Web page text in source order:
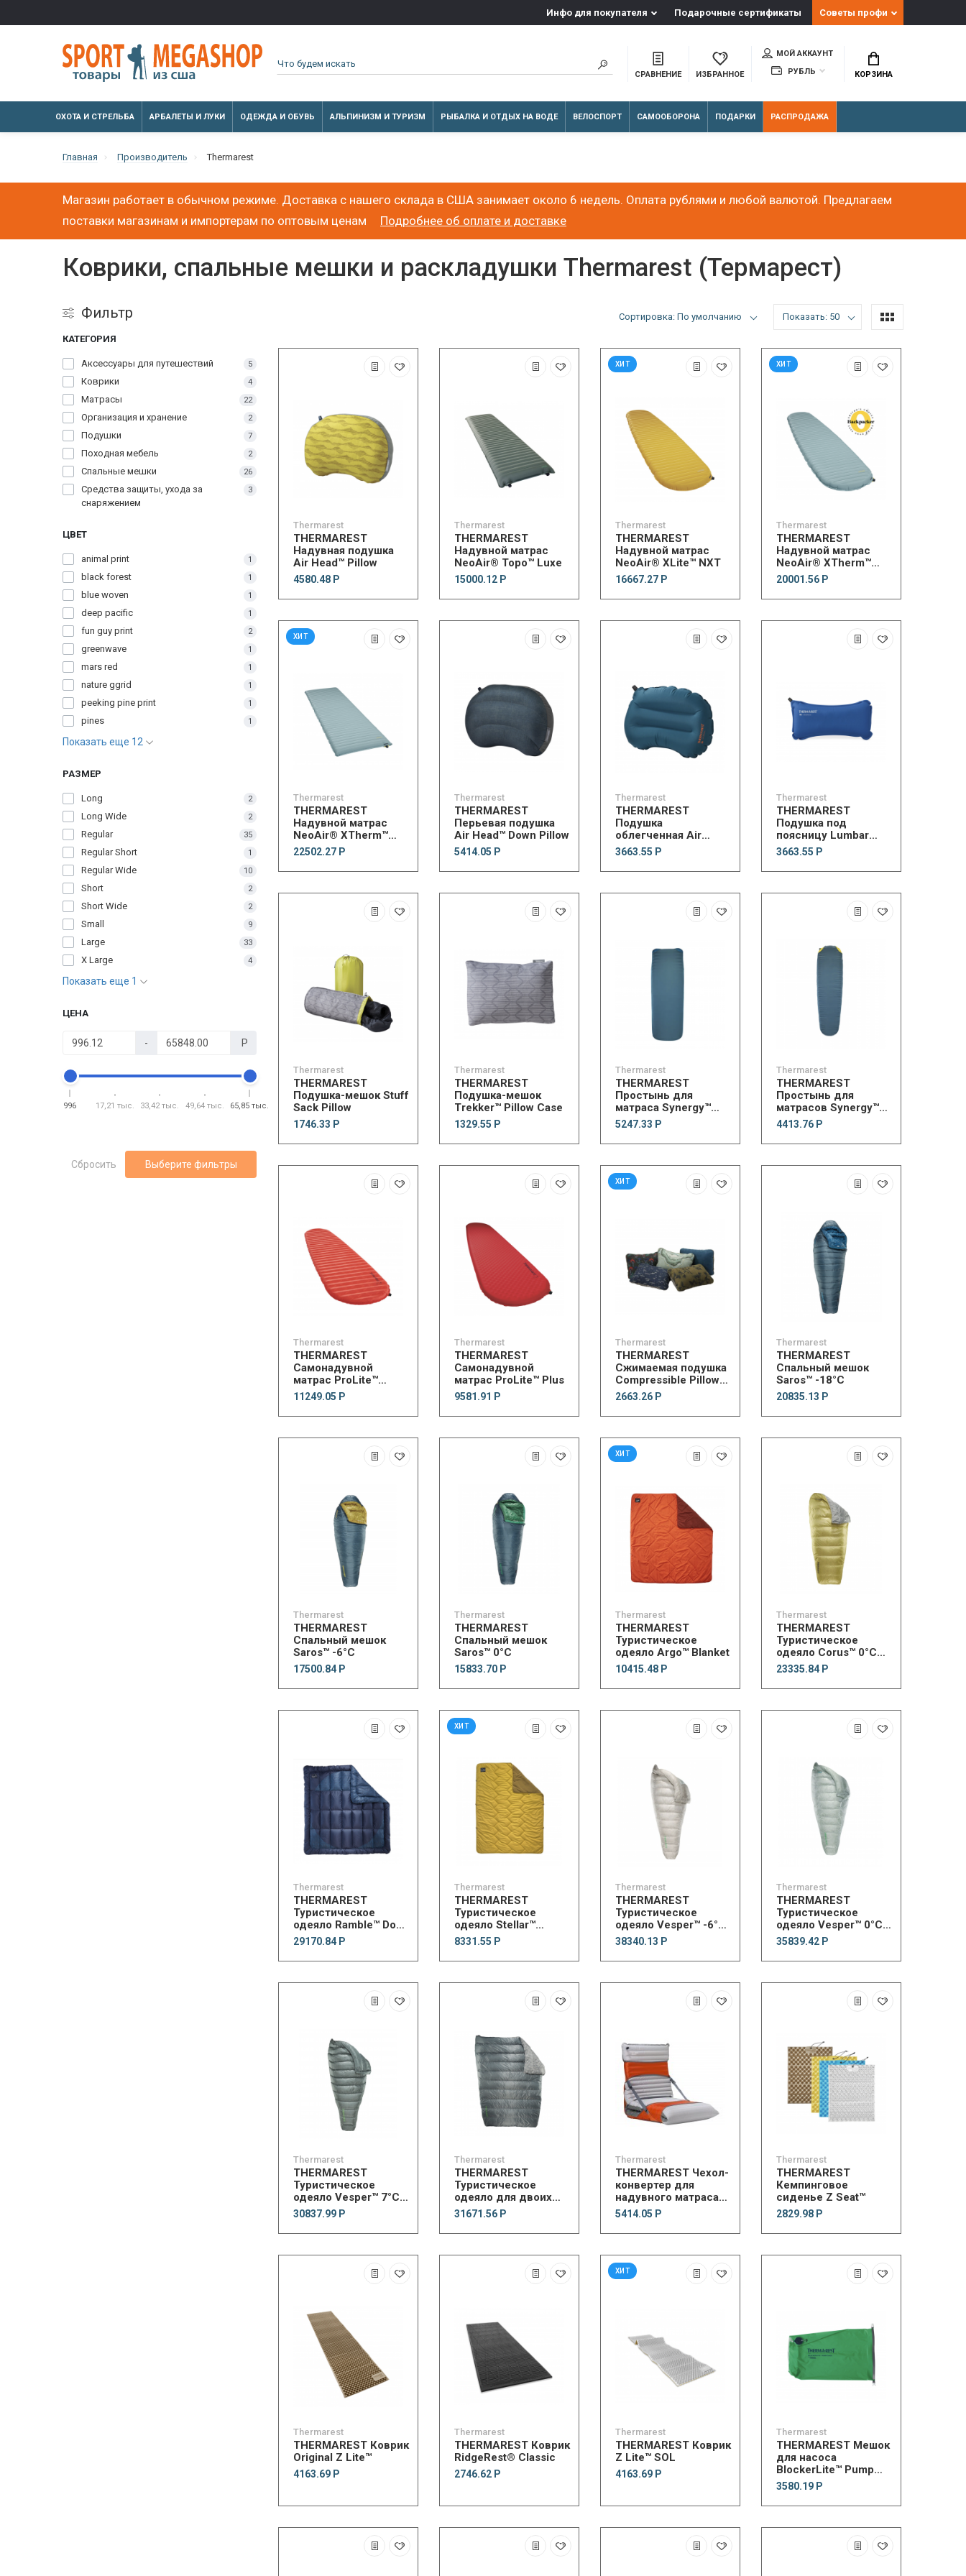
Инфо для покупателя Подарочные сертификаты Советы профи
СРАВНЕНИЕ ИЗБРАННОЕ
МОЙ АККАУНТ
РУБЛЬ
КОРЗИНА
ОХОТА И СТРЕЛЬБА АРБАЛЕТЫ И ЛУКИ ОДЕЖДА И ОБУВЬ АЛЬПИНИЗМ И ТУРИЗМ РЫБАЛКА И ОТДЫХ НА ВОДЕ ВЕЛОСПОРТ САМООБОРОНА ПОДАРКИ РАСПРОДАЖА
Главная Производитель Thermarest
Магазин работает в обычном режиме. Доставка с нашего склада в США занимает около 6 недель. Оплата рублями и любой валютой. Предлагаем
поставки магазинам и импортерам по оптовым ценам
Подробнее об оплате и доставке
Коврики, спальные мешки и раскладушки Thermarest (Термарест)
Фильтр
КАТЕГОРИЯ
Аксессуары для путешествий 5
Коврики 4
Матрасы 22
Организация и хранение 2
Подушки 7
Походная мебель 2
Спальные мешки 26
Средства защиты, ухода за
снаряжением
3
ЦВЕТ
animal print 1
black forest 1
blue woven 1
deep pacific 1
fun guy print 2
greenwave 1
mars red 1
nature ggrid 1
peeking pine print 1
pines 1
Показать еще 12
РАЗМЕР
Long 2
Long Wide 2
Regular 35
Regular Short 1
Regular Wide 10
Short 2
Short Wide 2
Small 9
Large 33
X Large 4
Показать еще 1
ЦЕНА
- Р
996 17,21 тыс. 33,42 тыс. 49,64 тыс. 65,85 тыс.
Сбросить Выберите фильтры
Сортировка: По умолчанию Показать: 50
Thermarest
THERMAREST
Надувная подушка
Air Head™ Pillow
4580.48 Р
Thermarest
THERMAREST
Надувной матрас
NeoAir® Topo™ Luxe
15000.12 Р
ХИТ
Thermarest
THERMAREST
Надувной матрас
NeoAir® XLite™ NXT
16667.27 Р
ХИТ
Thermarest
THERMAREST
Надувной матрас
NeoAir® XTherm™
NXT
20001.56 Р
ХИТ
Thermarest
THERMAREST
Надувной матрас
NeoAir® XTherm™
NXT MAX
22502.27 Р
Thermarest
THERMAREST
Перьевая подушка
Air Head™ Down Pillow
5414.05 Р
Thermarest
THERMAREST
Подушка
облегченная Air
Head™ Lite Pillow
3663.55 Р
Thermarest
THERMAREST
Подушка под
поясницу Lumbar
Pillow
3663.55 Р
Thermarest
THERMAREST
Подушка-мешок Stuff
Sack Pillow
1746.33 Р
Thermarest
THERMAREST
Подушка-мешок
Trekker™ Pillow Case
1329.55 Р
Thermarest
THERMAREST
Простынь для
матраса Synergy™
Luxe Sheets
5247.33 Р
Thermarest
THERMAREST
Простынь для
матрасов Synergy™
Lite Sheets
4413.76 Р
Thermarest
THERMAREST
Самонадувной
матрас ProLite™
Apex™
11249.05 Р
Thermarest
THERMAREST
Самонадувной
матрас ProLite™ Plus
9581.91 Р
ХИТ
Thermarest
THERMAREST
Сжимаемая подушка
Compressible Pillow
Cinch
2663.26 Р
Thermarest
THERMAREST
Спальный мешок
Saros™ -18°C
20835.13 Р
Thermarest
THERMAREST
Спальный мешок
Saros™ -6°C
17500.84 Р
Thermarest
THERMAREST
Спальный мешок
Saros™ 0°C
15833.70 Р
ХИТ
Thermarest
THERMAREST
Туристическое
одеяло Argo™ Blanket
10415.48 Р
Thermarest
THERMAREST
Туристическое
одеяло Corus™ 0°C
Quilt
23335.84 Р
Thermarest
THERMAREST
Туристическое
одеяло Ramble™ Down
Blanket
29170.84 Р
ХИТ
Thermarest
THERMAREST
Туристическое
одеяло Stellar™
Blanket
8331.55 Р
Thermarest
THERMAREST
Туристическое
одеяло Vesper™ -6°C
Quilt
38340.13 Р
Thermarest
THERMAREST
Туристическое
одеяло Vesper™ 0°C
Quilt
35839.42 Р
Thermarest
THERMAREST
Туристическое
одеяло Vesper™ 7°C
Quilt
30837.99 Р
Thermarest
THERMAREST
Туристическое
одеяло для двоих
Vela™ Double 0°C Quilt
31671.56 Р
Thermarest
THERMAREST Чехол-
конвертер для
надувного матраса
Trekker Chair
5414.05 Р
Thermarest
THERMAREST
Кемпинговое
сиденье Z Seat™
2829.98 Р
Thermarest
THERMAREST Коврик
Original Z Lite™
4163.69 Р
Thermarest
THERMAREST Коврик
RidgeRest® Classic
2746.62 Р
ХИТ
Thermarest
THERMAREST Коврик
Z Lite™ SOL
4163.69 Р
Thermarest
THERMAREST Мешок
для насоса
BlockerLite™ Pump
Sack
3580.19 Р